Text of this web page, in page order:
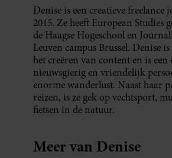
Denise is een creatieve freelance
2015. Ze heeft European Studies
de Haagse Hogeschool en
Leuven campus Brussel. Denise
het creëren van content en is een
nieuwsgierig en vriendelijk
enorme wanderlust. Naast haar
reizen, is ze gek op vechtsport,
fietsen in de natuur.
Meer van Denise